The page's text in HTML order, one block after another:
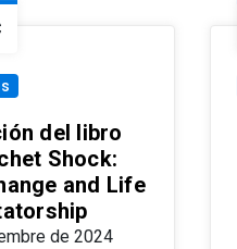
del libro
Shock:
and Life
de 2024